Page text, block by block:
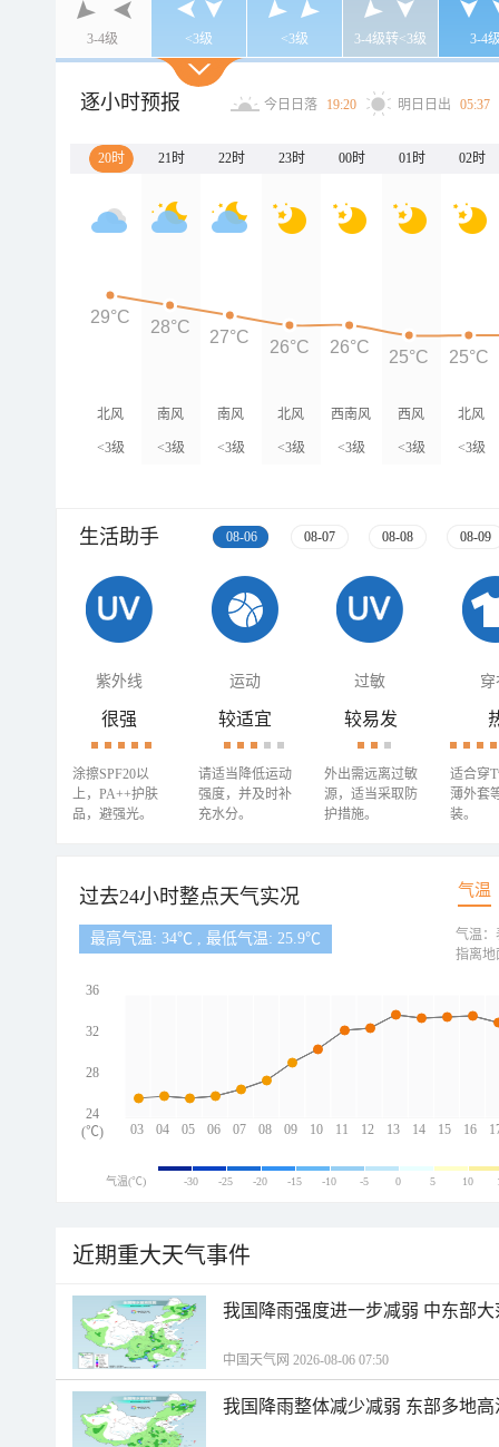
3-4级 <3级 <3级 3-4级转<3级 3-4
逐小时预报 今日日落 19:20 明日日出 05:37
20时 21时 22时 23时 00时 01时 02时
北风
<3级
南风
<3级
南风
<3级
北风
<3级
西南风
<3级
西风
<3级
北风
<3级
29°C
28°C
27°C
26°C 26°C
25°C 25°C
生活助手 08-06 08-07 08-08 08-09
紫外线 运动 过敏 穿
很强
涂擦SPF20以
上，PA++护肤
品，避强光。
较适宜
请适当降低运动
强度，并及时补
充水分。
较易发
外出需远离过敏
源，适当采取防
护措施。
适合穿
薄外套
装。
过去24小时整点天气实况 气温
最高气温: 34℃ , 最低气温: 25.9℃
03 04 05 06 07 08 09 10 11 12 13 14 15 16
36
32
28
24
(℃)
气温：
指离地
气温(℃) -30 -25 -20 -15 -10 -5 0 5 10
近期重大天气事件
我国降雨强度进一步减弱 中东部
中国天气网 2026-08-06 07:50
我国降雨整体减少减弱 东部多地